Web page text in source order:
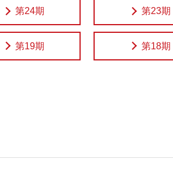
第24期 第23期
第19期 第18期